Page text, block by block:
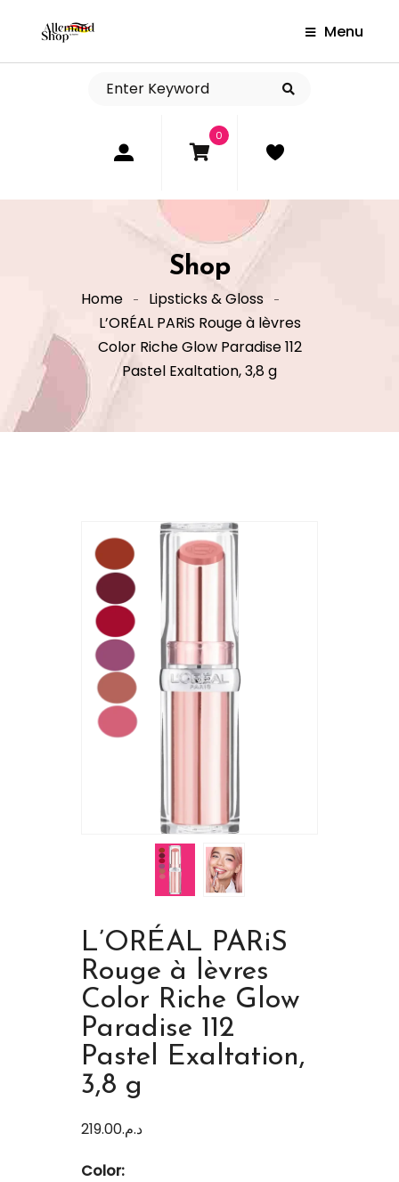
Menu
0
Shop
Home
Lipsticks & Gloss
L’ORÉAL PARiS Rouge à lèvres
Color Riche Glow Paradise 112
Pastel Exaltation, 3,8 g
L’ORÉAL PARiS
Rouge à lèvres
Color Riche Glow
Paradise 112
Pastel Exaltation,
3,8 g
د.م.219.00
Color: